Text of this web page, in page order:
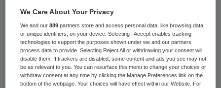
definitief neer. De hoogleraar otologie
(oorheelkunde) blijft wel verbonden aan het
ziekenhuis, onder meer als
wetenschappelijk onderzoeker. Dat werd
maandag bekend.
We Care About Your Privacy
We and our889 partners store and access personal data, like browsing data
or unique identifiers, on your device. Selecting I Accept enables tracking
technologies to support the purposes shown under we and our partners
process data to provide. Selecting Reject All or withdrawing your consent will
disable them. If trackers are disabled, some content and ads you see may not
be as relevant to you. You can resurface this menu to change your choices or
withdraw consent at any time by clicking the Manage Preferences link on the
bottom of the webpage. Your choices will have effect within our Website. For